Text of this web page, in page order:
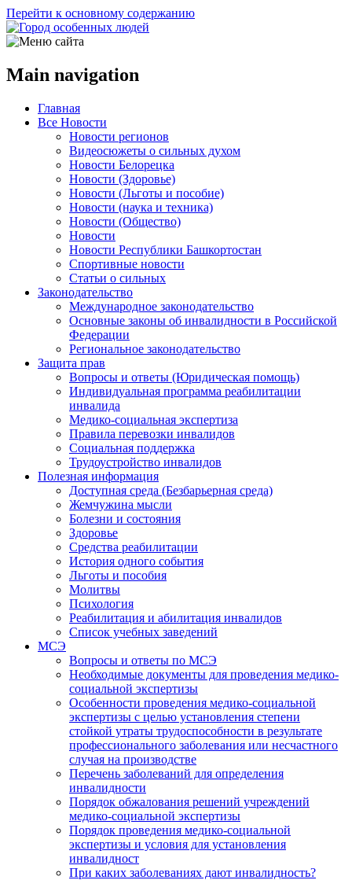
Перейти к основному содержанию
Main navigation
Главная
Все Новости
Новости регионов
Видеосюжеты о сильных духом
Новости Белорецка
Новости (Здоровье)
Новости (Льготы и пособие)
Новости (наука и техника)
Новости (Общество)
Новости
Новости Республики Башкортостан
Спортивные новости
Статьи о сильных
Законодательство
Международное законодательство
Основные законы об инвалидности в Российской
Федерации
Региональное законодательство
Защита прав
Вопросы и ответы (Юридическая помощь)
Индивидуальная программа реабилитации
инвалида
Медико-социальная экспертиза
Правила перевозки инвалидов
Социальная поддержка
Трудоустройство инвалидов
Полезная информация
Доступная среда (Безбарьерная среда)
Жемчужина мысли
Болезни и состояния
Здоровье
Средства реабилитации
История одного события
Льготы и пособия
Молитвы
Психология
Реабилитация и абилитация инвалидов
Список учебных заведений
МСЭ
Вопросы и ответы по МСЭ
Необходимые документы для проведения медико-
социальной экспертизы
Особенности проведения медико-социальной
экспертизы с целью установления степени
стойкой утраты трудоспособности в результате
профессионального заболевания или несчастного
случая на производстве
Перечень заболеваний для определения
инвалидности
Порядок обжалования решений учреждений
медико-социальной экспертизы
Порядок проведения медико-социальной
экспертизы и условия для установления
инвалидност
При каких заболеваниях дают инвалидность?